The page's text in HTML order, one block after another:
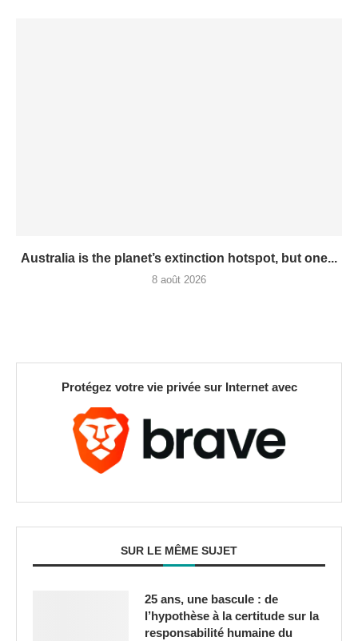
Australia is the planet’s extinction hotspot, but one...
8 août 2026
Protégez votre vie privée sur Internet avec
SUR LE MÊME SUJET
25 ans, une bascule : de
l’hypothèse à la certitude sur la
responsabilité humaine du